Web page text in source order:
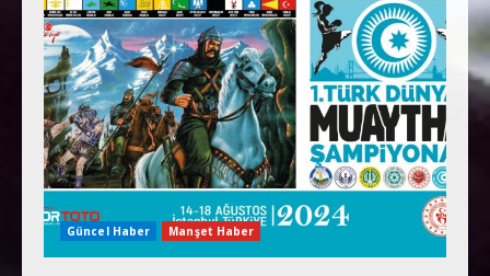
Güncel Haber Manşet Haber